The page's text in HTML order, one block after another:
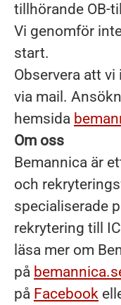
tillhörande OB-
Vi genomför
start.
Observera att
via mail.
hemsida
Om oss
Bemannica är
och
specialiserade
rekrytering till
läsa mer om
på
på Facebook